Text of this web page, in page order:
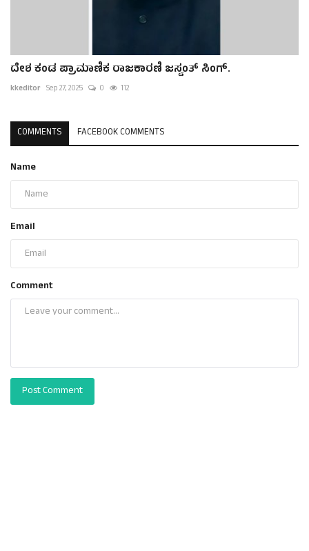
ದೇಶ ಕಂಡ ಪ್ರಾಮಾಣಿಕ ರಾಜಕಾರಣಿ ಜಸ್ವಂತ್ ಸಿಂಗ್.
kkeditor Sep 27, 2025 0 112
COMMENTS FACEBOOK COMMENTS
Name
Email
Comment
Post Comment